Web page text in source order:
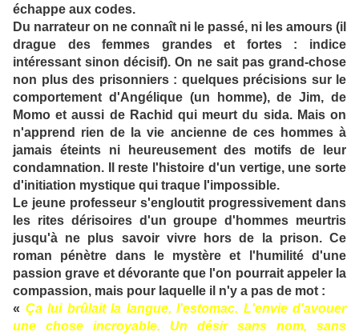
échappe aux codes.
Du narrateur on ne connaît ni le passé, ni les amours (il
drague des femmes grandes et fortes : indice
intéressant sinon décisif). On ne sait pas grand-chose
non plus des prisonniers : quelques précisions sur le
comportement d'Angélique (un homme), de Jim, de
Momo et aussi de Rachid qui meurt du sida. Mais on
n'apprend rien de la vie ancienne de ces hommes à
jamais éteints ni heureusement des motifs de leur
condamnation. Il reste l'histoire d'un vertige, une sorte
d'initiation mystique qui traque l'impossible.
Le jeune professeur s'engloutit progressivement dans
les rites dérisoires d'un groupe d'hommes meurtris
jusqu'à ne plus savoir vivre hors de la prison. Ce
roman pénètre dans le mystère et l'humilité d'une
passion grave et dévorante que l'on pourrait appeler la
compassion, mais pour laquelle il n'y a pas de mot :
« Ça lui brûlait la langue, l'estomac. L'envie d'avouer
une chose incroyable. Un désir sans nom, sans